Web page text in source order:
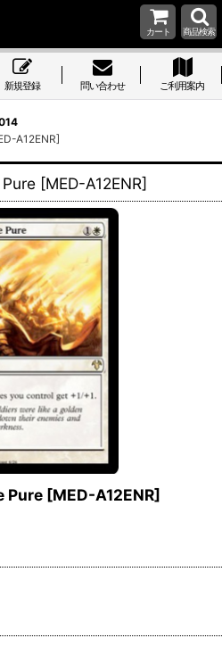
カート 商品検索
新規登録 問い合わせ ご利用案内
A12ENR]
[MED-A12ENR]
[MED-A12ENR]